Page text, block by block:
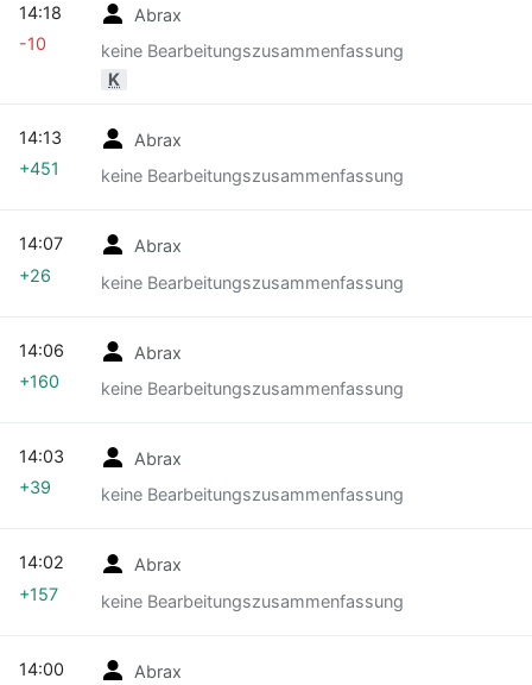
Abrax
keine Bearbeitungszusammenfassung
K
14:18
-10
Abrax
keine Bearbeitungszusammenfassung
14:13
+451
Abrax
keine Bearbeitungszusammenfassung
14:07
+26
Abrax
keine Bearbeitungszusammenfassung
14:06
+160
Abrax
keine Bearbeitungszusammenfassung
14:03
+39
Abrax
keine Bearbeitungszusammenfassung
14:02
+157
Abrax
14:00